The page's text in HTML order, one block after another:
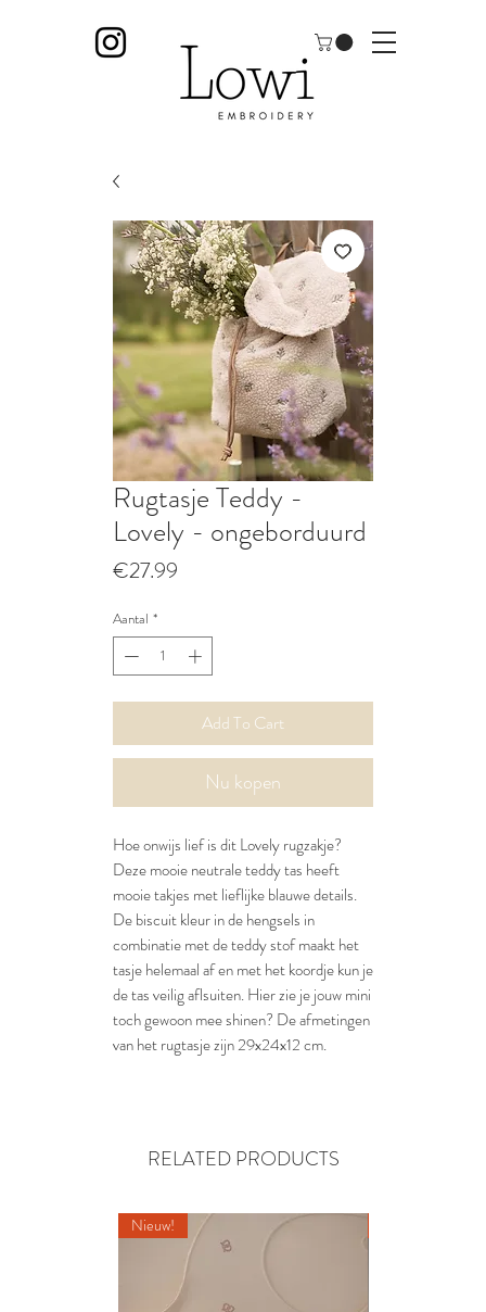
Rugtasje Teddy -
Lovely - ongeborduurd
€27.99
Aantal *
Add To Cart
Nu kopen
Hoe onwijs lief is dit Lovely rugzakje?
Deze mooie neutrale teddy tas heeft
mooie takjes met lieflijke blauwe details.
De biscuit kleur in de hengsels in
combinatie met de teddy stof maakt het
tasje helemaal af en met het koordje kun je
de tas veilig aflsuiten. Hier zie je jouw mini
toch gewoon mee shinen? De afmetingen
van het rugtasje zijn 29x24x12 cm.
RELATED PRODUCTS
Nieuw!